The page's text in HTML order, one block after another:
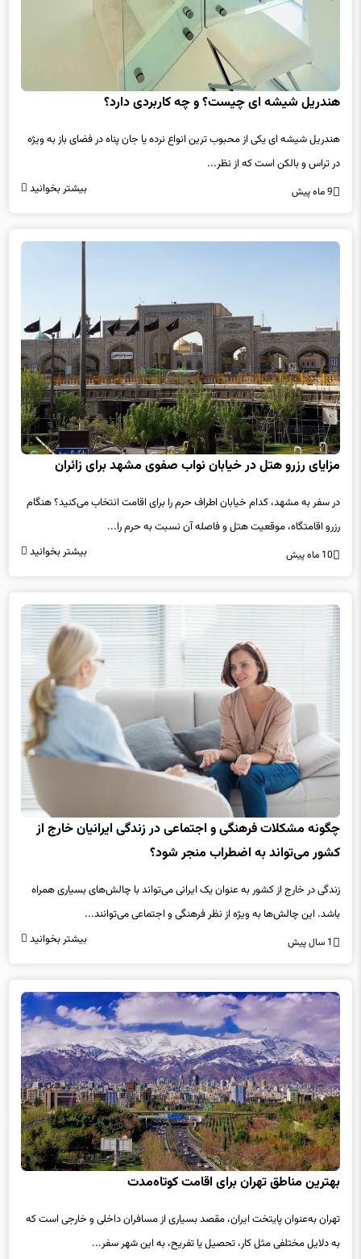
هندریل شیشه ای چیست؟ و چه کاربردی دارد؟
هندریل شیشه ای یکی از محبوب ترین انواع نرده یا جان پناه در فضای باز به ویژه
در تراس و بالکن است که از نظر...
9 ماه پیش بیشتر بخوانید
مزایای رزرو هتل در خیابان نواب صفوی مشهد برای زائران
در سفر به مشهد، کدام خیابان اطراف حرم را برای اقامت انتخاب می‌کنید؟ هنگام
رزرو اقامتگاه، موقعیت هتل و فاصله آن نسبت به حرم را...
10 ماه پیش بیشتر بخوانید
چگونه مشکلات فرهنگی و اجتماعی در زندگی ایرانیان خارج از
کشور می‌تواند به اضطراب منجر شود؟
زندگی در خارج از کشور به عنوان یک ایرانی می‌تواند با چالش‌های بسیاری همراه
باشد. این چالش‌ها به ویژه از نظر فرهنگی و اجتماعی می‌توانند...
1 سال پیش بیشتر بخوانید
بهترین مناطق تهران برای اقامت کوتاه‌مدت
تهران به‌عنوان پایتخت ایران، مقصد بسیاری از مسافران داخلی و خارجی است که
به دلایل مختلفی مثل کار، تحصیل یا تفریح، به این شهر سفر...